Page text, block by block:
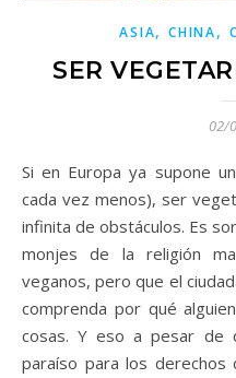
ASIA,CHINA,
SER
02/
Si en Europa ya supone una aventura (afortunadamente,
cada vez menos), ser
infinita de obstáculos. Es
monjes de la religión
veganos, pero que el
comprenda por qué
cosas. Y eso a pesar de
paraíso para los derechos